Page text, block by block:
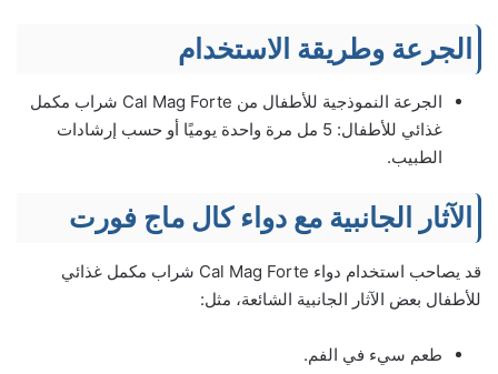
الجرعة وطريقة الاستخدام
الجرعة النموذجية للأطفال من Cal Mag Forte شراب مكمل
غذائي للأطفال: 5 مل مرة واحدة يوميًا أو حسب إرشادات
الطبيب.
الآثار الجانبية مع دواء كال ماج فورت
قد يصاحب استخدام دواء Cal Mag Forte شراب مكمل غذائي
للأطفال بعض الآثار الجانبية الشائعة، مثل:
طعم سيء في الفم.